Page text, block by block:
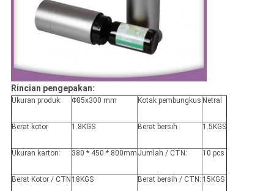
Rincian pengepakan:
Ukuran produk: Φ85x300 mm Kotak pembungkus Netral
Berat kotor 1.8KGS Berat bersih 1.5KGS
Ukuran karton: 380 * 450 * 800mm Jumlah / CTN: 10 pcs
Berat Kotor / CTN 18KGS Berat bersih / CTN: 15KGS